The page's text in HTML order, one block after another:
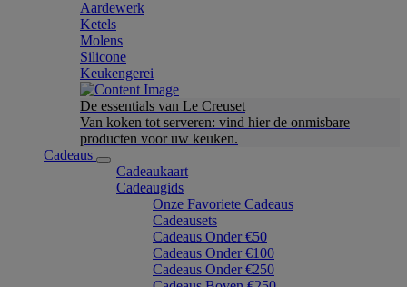
Aardewerk
Ketels
Molens
Silicone
Keukengerei
De essentials van Le Creuset
Van koken tot serveren: vind hier de onmisbare
producten voor uw keuken.
Cadeaus
Cadeaukaart
Cadeaugids
Onze Favoriete Cadeaus
Cadeausets
Cadeaus Onder €50
Cadeaus Onder €100
Cadeaus Onder €250